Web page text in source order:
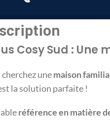
Cosy Sud :
unemaison
la solution parfaite !
référence en matière